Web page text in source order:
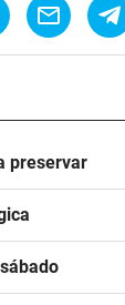
preservar